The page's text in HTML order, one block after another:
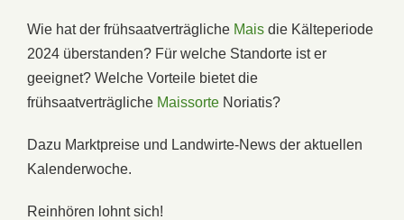
Wie hat der frühsaatverträgliche Mais die Kälteperiode
2024 überstanden? Für welche Standorte ist er
geeignet? Welche Vorteile bietet die
frühsaatverträgliche Maissorte Noriatis?
Dazu Marktpreise und Landwirte-News der aktuellen
Kalenderwoche.
Reinhören lohnt sich!